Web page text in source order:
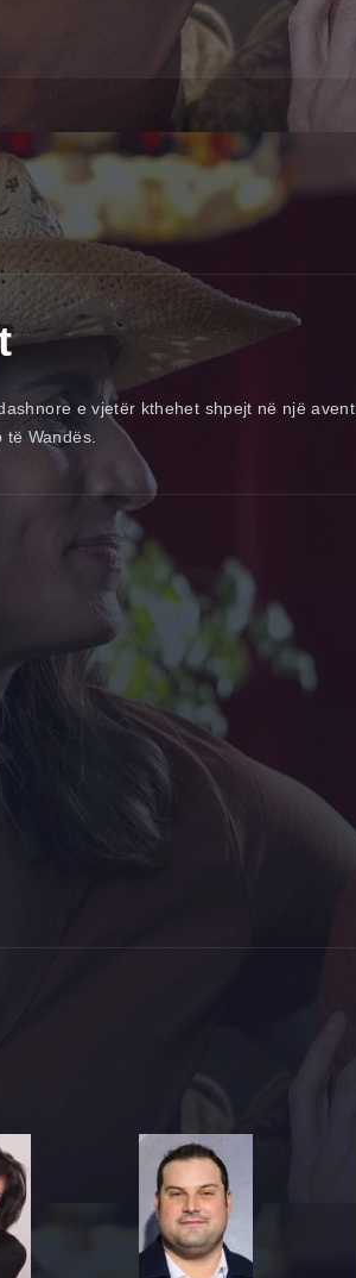
e vjetër kthehet shpejt në një
Wandës.